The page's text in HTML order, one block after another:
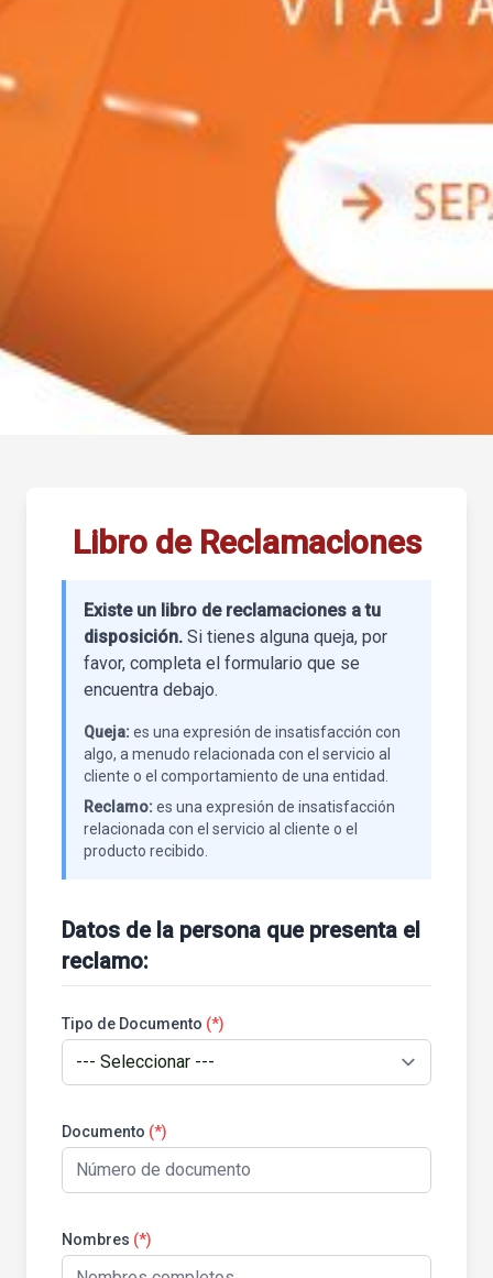
Libro de Reclamaciones
Existe un libro de reclamaciones a tu
disposición. Si tienes alguna queja, por
favor, completa el formulario que se
encuentra debajo.
Queja:es una expresión de insatisfacción con
algo, a menudo relacionada con el servicio al
cliente o el comportamiento de una entidad.
Reclamo:es una expresión de insatisfacción
relacionada con el servicio al cliente o el
producto recibido.
Datos de la persona que presenta el
reclamo:
Tipo de Documento (*)
Documento (*)
Nombres (*)